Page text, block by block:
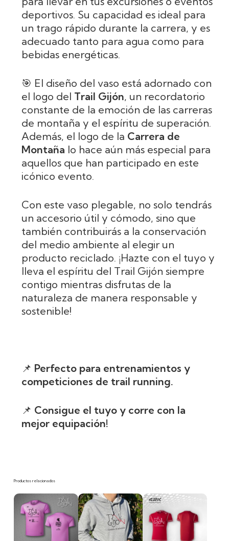
deportivos. Su capacidad es ideal para
un trago rápido durante la carrera, y es
adecuado tanto para agua como para
bebidas energéticas.
🎯 El diseño del vaso está adornado con
el logo del Trail Gijón, un recordatorio
constante de la emoción de las carreras
de montaña y el espíritu de superación.
Además, el logo de la Carrera de
Montaña lo hace aún más especial para
aquellos que han participado en este
icónico evento.
Con este vaso plegable, no solo tendrás
un accesorio útil y cómodo, sino que
también contribuirás a la conservación
del medio ambiente al elegir un
producto reciclado. ¡Hazte con el tuyo y
lleva el espíritu del Trail Gijón siempre
contigo mientras disfrutas de la
naturaleza de manera responsable y
sostenible!
📌 Perfecto para entrenamientos y
competiciones de trail running.
📌 Consigue el tuyo y corre con la
mejor equipación!
Productos relacionados